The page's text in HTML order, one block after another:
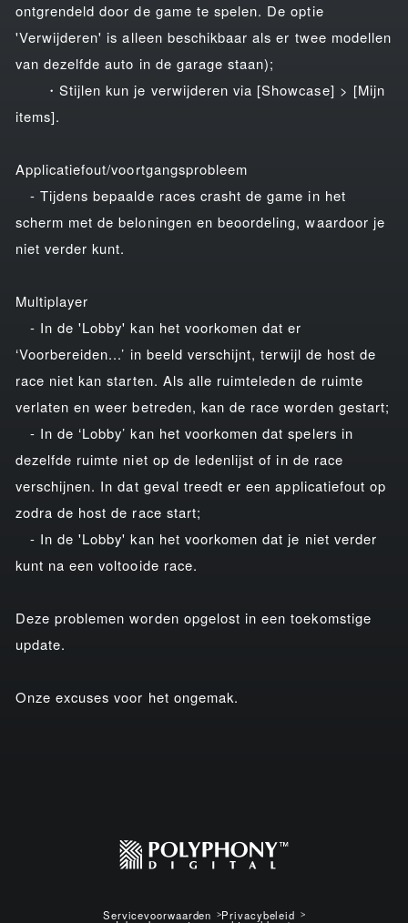
ontgrendeld door de game te spelen. De optie
'Verwijderen' is alleen beschikbaar als er twee modellen
van dezelfde auto in de garage staan);
・Stijlen kun je verwijderen via [Showcase] > [Mijn
items].
Applicatiefout/voortgangsprobleem
- Tijdens bepaalde races crasht de game in het
scherm met de beloningen en beoordeling, waardoor je
niet verder kunt.
Multiplayer
- In de 'Lobby' kan het voorkomen dat er
‘Voorbereiden...’ in beeld verschijnt, terwijl de host de
race niet kan starten. Als alle ruimteleden de ruimte
verlaten en weer betreden, kan de race worden gestart;
- In de ‘Lobby’ kan het voorkomen dat spelers in
dezelfde ruimte niet op de ledenlijst of in de race
verschijnen. In dat geval treedt er een applicatiefout op
zodra de host de race start;
- In de 'Lobby' kan het voorkomen dat je niet verder
kunt na een voltooide race.
Deze problemen worden opgelost in een toekomstige
update.
Onze excuses voor het ongemak.
Servicevoorwaarden Privacybeleid